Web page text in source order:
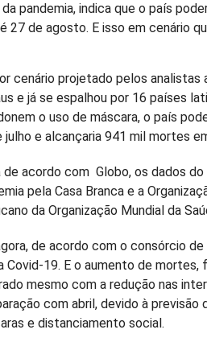
pandemia, indica que o país
27 de agosto. E isso em cenário
cenário projetado pelos analistas
e já se espalhou por 16 países
o uso de máscara, o país
julho e alcançaria 941 mil mortes
de acordo com Globo, os dados
pela Casa Branca e a
da Organização Mundial da
de acordo com o consórcio
Covid-19. E o aumento de
mesmo com a redução nas
com abril, devido à
e distanciamento social.